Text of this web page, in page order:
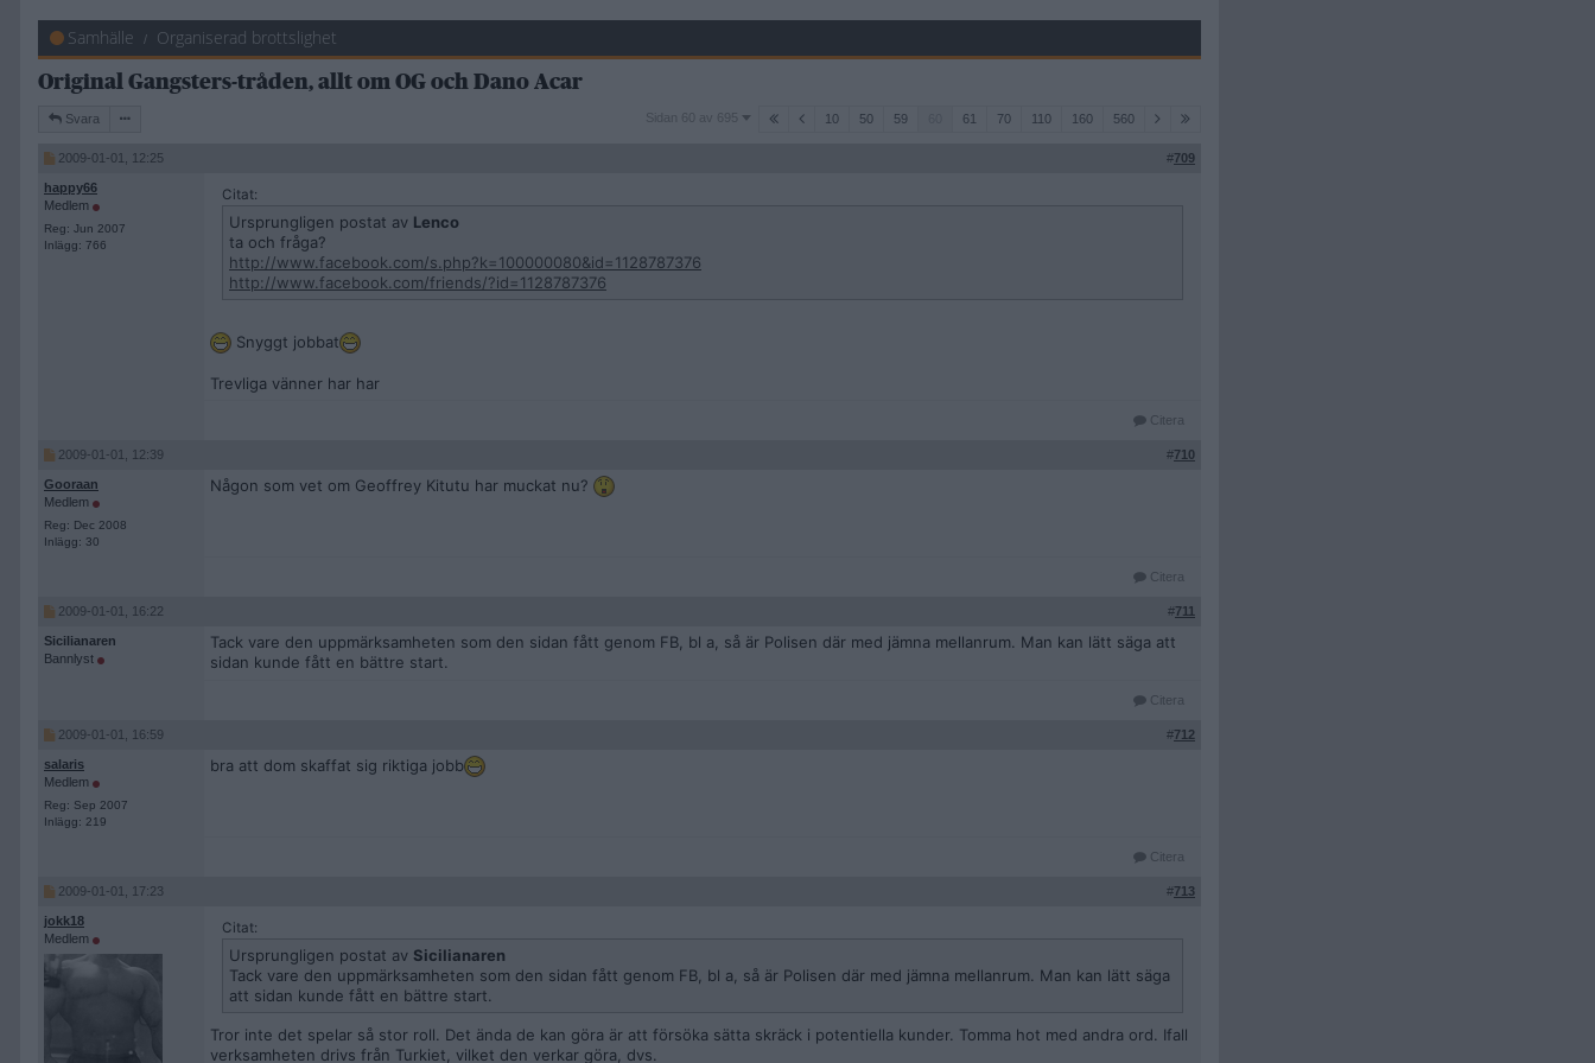
Samhälle Organiserad brottslighet
Original Gangsters-tråden, allt om OG och Dano Acar
Svara
Sidan
Sidan 60 av 695 10 50 59 61 70 110 160 560
2009-01-01, 12:25 #709
happy66
Medlem
Reg: Jun 2007
Inlägg: 766
Citat:
Ursprungligen postat av Lenco
ta och fråga?
http://www.facebook.com/s.php?k=100000080&id=1128787376
http://www.facebook.com/friends/?id=1128787376
Snyggt jobbat
Trevliga vänner har har
Citera
2009-01-01, 12:39 #710
Gooraan
Medlem
Reg: Dec 2008
Inlägg: 30
Någon som vet om Geoffrey Kitutu har muckat nu?
Citera
2009-01-01, 16:22 #711
Sicilianaren
Bannlyst
Tack vare den uppmärksamheten som den sidan fått genom FB, bl a, så är Polisen där med jämna mellanrum. Man kan lätt säga att
sidan kunde fått en bättre start.
Citera
2009-01-01, 16:59 #712
salaris
Medlem
Reg: Sep 2007
Inlägg: 219
bra att dom skaffat sig riktiga jobb
Citera
2009-01-01, 17:23 #713
jokk18
Medlem
Citat:
Ursprungligen postat av Sicilianaren
Tack vare den uppmärksamheten som den sidan fått genom FB, bl a, så är Polisen där med jämna mellanrum. Man kan lätt säga
att sidan kunde fått en bättre start.
Tror inte det spelar så stor roll. Det ända de kan göra är att försöka sätta skräck i potentiella kunder. Tomma hot med andra ord. Ifall
verksamheten drivs från Turkiet, vilket den verkar göra, dvs.